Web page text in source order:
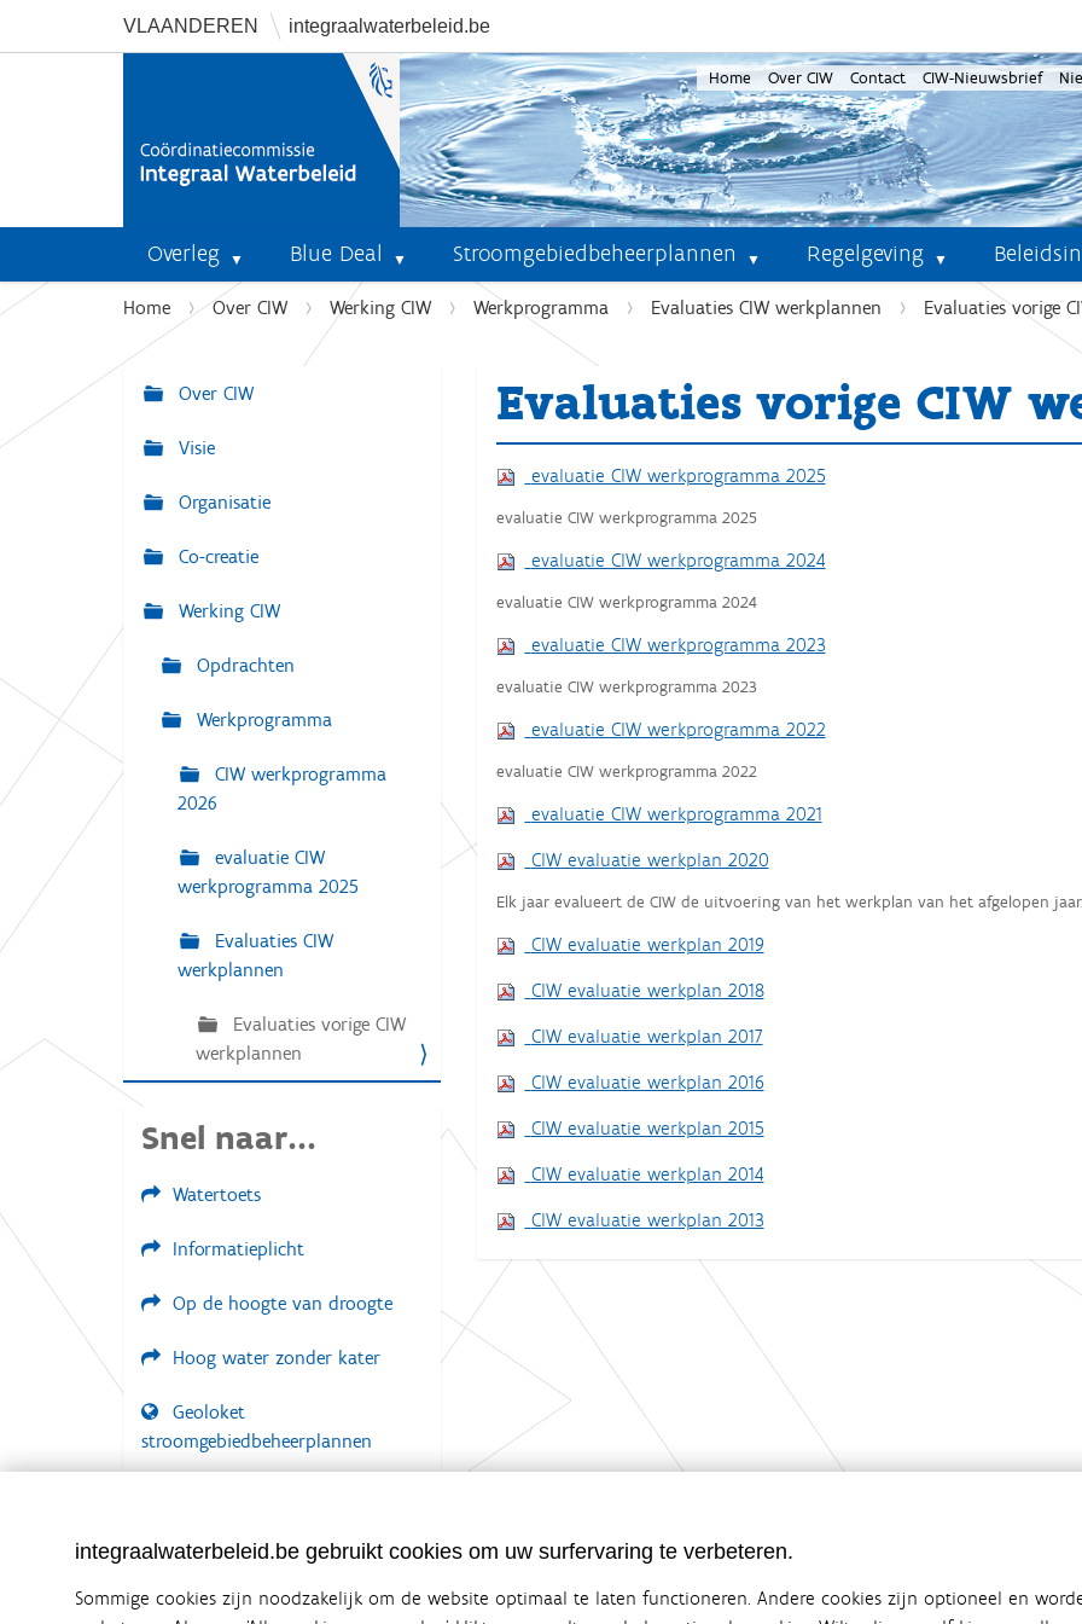
VLAANDEREN integraalwaterbeleid.be
Home Over CIW Contact CIW-Nieuwsbrief
Overleg Blue Deal Stroomgebiedbeheerplannen Regelgeving
U
e
Home Over CIW Werking CIW Werkprogramma Evaluaties CIW werkplannen Evaluaties vorige
Evaluaties vorige CIW
evaluatie CIW werkprogramma 2025
evaluatie CIW werkprogramma 2025
evaluatie CIW werkprogramma 2024
evaluatie CIW werkprogramma 2024
evaluatie CIW werkprogramma 2023
evaluatie CIW werkprogramma 2023
evaluatie CIW werkprogramma 2022
evaluatie CIW werkprogramma 2022
evaluatie CIW werkprogramma 2021
CIW evaluatie werkplan 2020
Elk jaar evalueert de CIW de uitvoering van het werkplan van het afgelopen
CIW evaluatie werkplan 2019
CIW evaluatie werkplan 2018
CIW evaluatie werkplan 2017
CIW evaluatie werkplan 2016
CIW evaluatie werkplan 2015
CIW evaluatie werkplan 2014
CIW evaluatie werkplan 2013
N
a
i
g
t
Over CIW
Visie
Organisatie
Co-creatie
Werking CIW
Opdrachten
Werkprogramma
CIW werkprogramma
2026
evaluatie CIW
werkprogramma 2025
Evaluaties CIW
werkplannen
Evaluaties vorige CIW
werkplannen
Snel naar...
Watertoets
Informatieplicht
Op de hoogte van droogte
Hoog water zonder kater
Geoloket
stroomgebiedbeheerplannen
integraalwaterbeleid.be gebruikt cookies om uw surfervaring te verbeteren.
Sommige cookies zijn noodzakelijk om de website optimaal te laten functioneren. Andere cookies zijn optioneel en